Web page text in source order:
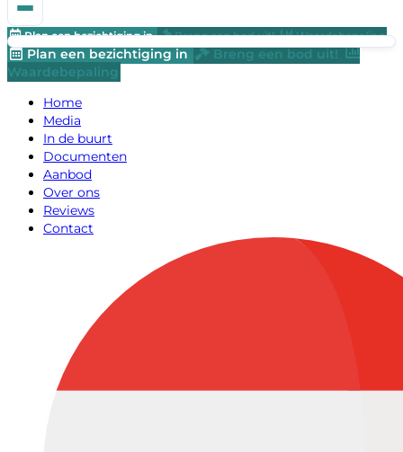
Plan een bezichtiging in Breng een bod uit! Waardebepaling
Plan een bezichtiging in
Breng een bod uit!
Waardebepaling
Home
Media
In de buurt
Documenten
Aanbod
Over ons
Reviews
Contact